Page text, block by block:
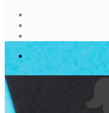
In
Меню